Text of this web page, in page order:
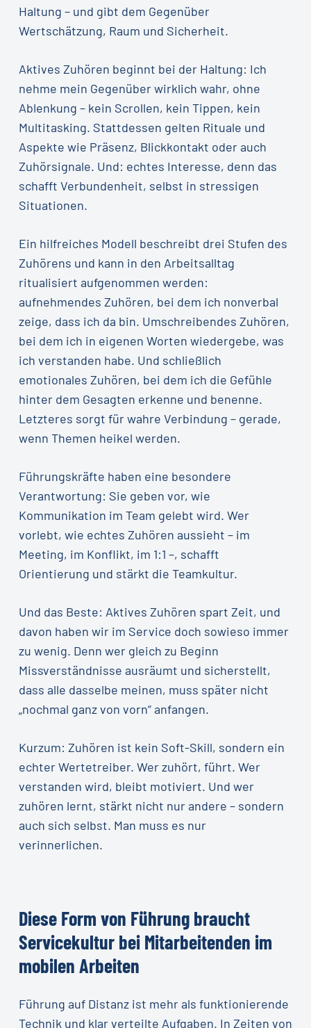
Haltung – und gibt dem Gegenüber
Wertschätzung, Raum und Sicherheit.
Aktives Zuhören beginnt bei der Haltung: Ich
nehme mein Gegenüber wirklich wahr, ohne
Ablenkung – kein Scrollen, kein Tippen, kein
Multitasking. Stattdessen gelten Rituale und
Aspekte wie Präsenz, Blickkontakt oder auch
Zuhörsignale. Und: echtes Interesse, denn das
schafft Verbundenheit, selbst in stressigen
Situationen.
Ein hilfreiches Modell beschreibt drei Stufen des
Zuhörens und kann in den Arbeitsalltag
ritualisiert aufgenommen werden:
aufnehmendes Zuhören, bei dem ich nonverbal
zeige, dass ich da bin. Umschreibendes Zuhören,
bei dem ich in eigenen Worten wiedergebe, was
ich verstanden habe. Und schließlich
emotionales Zuhören, bei dem ich die Gefühle
hinter dem Gesagten erkenne und benenne.
Letzteres sorgt für wahre Verbindung – gerade,
wenn Themen heikel werden.
Führungskräfte haben eine besondere
Verantwortung: Sie geben vor, wie
Kommunikation im Team gelebt wird. Wer
vorlebt, wie echtes Zuhören aussieht – im
Meeting, im Konflikt, im 1:1 –, schafft
Orientierung und stärkt die Teamkultur.
Und das Beste: Aktives Zuhören spart Zeit, und
davon haben wir im Service doch sowieso immer
zu wenig. Denn wer gleich zu Beginn
Missverständnisse ausräumt und sicherstellt,
dass alle dasselbe meinen, muss später nicht
„nochmal ganz von vorn“ anfangen.
Kurzum: Zuhören ist kein Soft-Skill, sondern ein
echter Wertetreiber. Wer zuhört, führt. Wer
verstanden wird, bleibt motiviert. Und wer
zuhören lernt, stärkt nicht nur andere – sondern
auch sich selbst. Man muss es nur
verinnerlichen.
Diese Form von Führung braucht
Servicekultur bei Mitarbeitenden im
mobilen Arbeiten
Führung auf Distanz ist mehr als funktionierende
Technik und klar verteilte Aufgaben. In Zeiten von